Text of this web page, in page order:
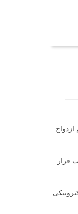
بیش از ۸ همت وام ازدواج
قرار
و الکترونیکی